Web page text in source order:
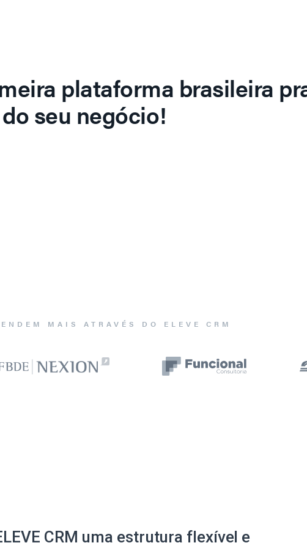
plataforma brasileira
seu negócio!
MAIS ATRAVÉS DO ELEVE CRM
CRM uma estrutura flexível e